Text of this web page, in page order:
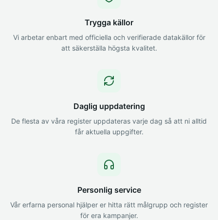
Trygga källor
Vi arbetar enbart med officiella och verifierade datakällor för
att säkerställa högsta kvalitet.
Daglig uppdatering
De flesta av våra register uppdateras varje dag så att ni alltid
får aktuella uppgifter.
Personlig service
Vår erfarna personal hjälper er hitta rätt målgrupp och register
för era kampanjer.